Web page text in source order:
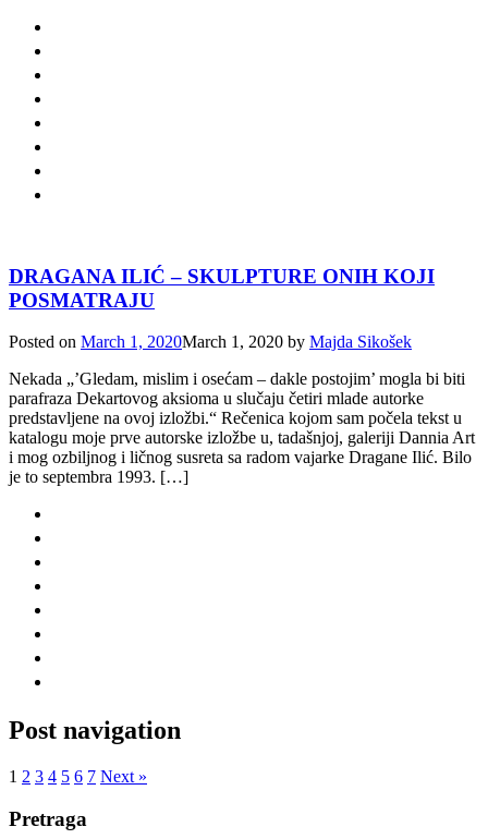
DRAGANA ILIĆ – SKULPTURE ONIH KOJI
POSMATRAJU
Posted on March 1, 2020March 1, 2020 by Majda Sikošek
Nekada „’Gledam, mislim i osećam – dakle postojim’ mogla bi biti
parafraza Dekartovog aksioma u slučaju četiri mlade autorke
predstavljene na ovoj izložbi.“ Rečenica kojom sam počela tekst u
katalogu moje prve autorske izložbe u, tadašnjoj, galeriji Dannia Art
i mog ozbiljnog i ličnog susreta sa radom vajarke Dragane Ilić. Bilo
je to septembra 1993. […]
Post navigation
1 2 3 4 5 6 7 Next »
Pretraga